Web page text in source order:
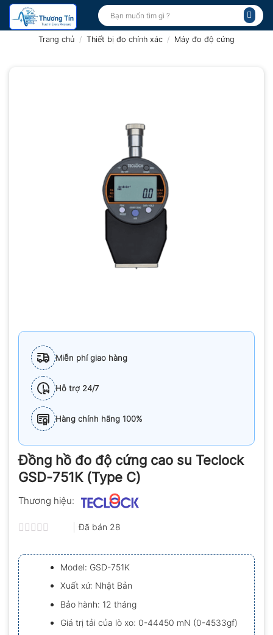
Bỏ
qua
Tìm
kiếm:
Trang chủ / Thiết bị đo chính xác / Máy đo độ cứng
Miễn phí giao hàng
Hỗ trợ 24/7
Hàng chính hãng 100%
Đồng hồ đo độ cứng cao su Teclock
GSD-751K (Type C)
Thương hiệu:
xếp
hạng
0.0
5
sao
Đã bán 28
Model: GSD-751K
Xuất xứ: Nhật Bản
Bảo hành: 12 tháng
Giá trị tải của lò xo: 0-44450 mN (0-4533gf)